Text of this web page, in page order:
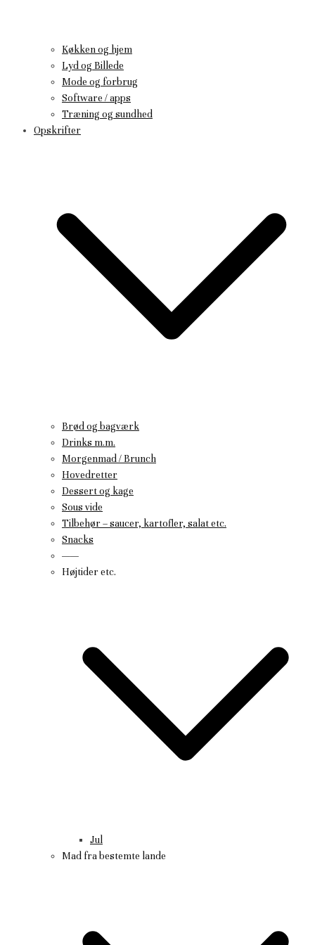
Køkken og hjem
Lyd og Billede
Mode og forbrug
Software / apps
Træning og sundhed
Opskrifter
Brød og bagværk
Drinks m.m.
Morgenmad / Brunch
Hovedretter
Dessert og kage
Sous vide
Tilbehør – saucer, kartofler, salat etc.
Snacks
——
Højtider etc.
Jul
Mad fra bestemte lande